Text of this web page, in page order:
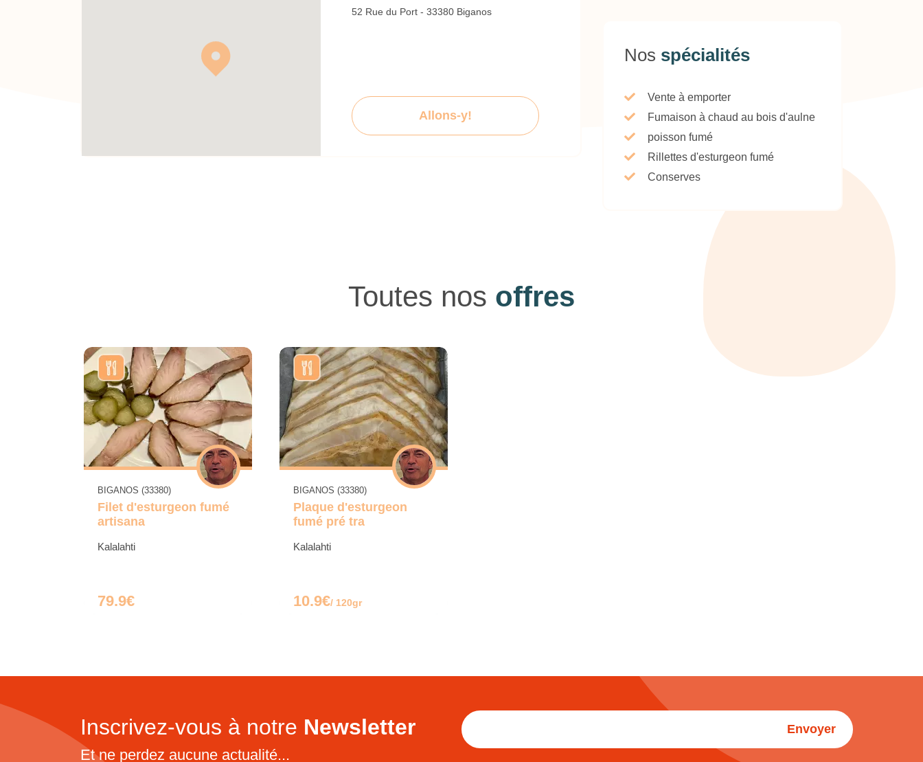
52 Rue du Port - 33380 Biganos
Allons-y!
Nos spécialités
Vente à emporter
Fumaison à chaud au bois d'aulne
poisson fumé
Rillettes d'esturgeon fumé
Conserves
Toutes nos offres
BIGANOS (33380)
Filet d'esturgeon fumé
artisana
Kalalahti
79.9€
BIGANOS (33380)
Plaque d'esturgeon
fumé pré tra
Kalalahti
10.9€/ 120gr
Inscrivez-vous à notre Newsletter
Et ne perdez aucune actualité...
Envoyer